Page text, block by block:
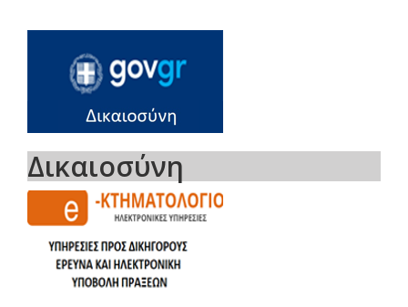
Δικαιοσύνη